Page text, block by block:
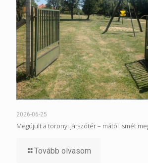
2026-06-25
Megújult a toronyi játszótér – mától ismét
Tovább olvasom